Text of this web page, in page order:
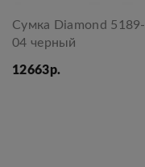
Сумка Diamond
04 черный
12663р.